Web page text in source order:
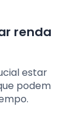
renda
estar
podem